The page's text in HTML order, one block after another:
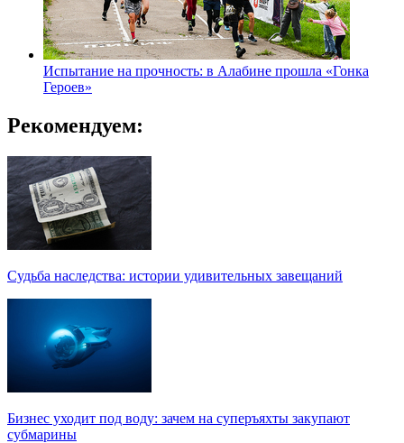
Испытание на прочность: в Алабине прошла «Гонка
Героев»
Рекомендуем:
Судьба наследства: истории удивительных завещаний
Бизнес уходит под воду: зачем на суперъяхты закупают
субмарины